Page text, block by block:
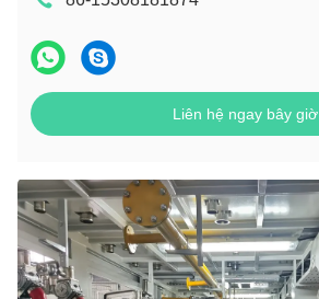
Liên hệ ngay bây giờ